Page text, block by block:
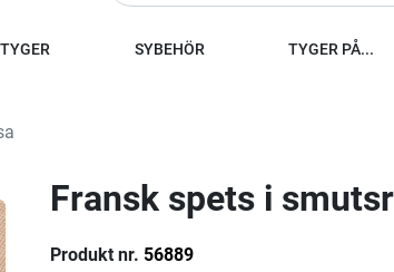
SYBEHÖR TYGER PÅ...
Fransk spets i
Produkt nr. 56889